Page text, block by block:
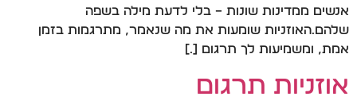
אנשים ממדינות שונות – בלי לדעת מילה בשפה
שלהם.האוזניות שומעות את מה שנאמר, מתרגמות בזמן
אמת, ומשמיעות לך תרגום […]
אוזניות תרגום